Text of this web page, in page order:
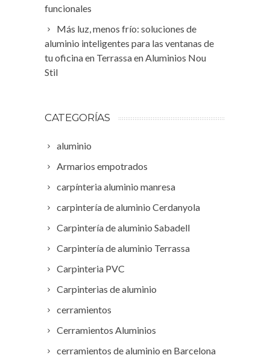
funcionales
Más luz, menos frío: soluciones de
aluminio inteligentes para las ventanas de
tu oficina en Terrassa en Aluminios Nou
Stil
CATEGORÍAS
aluminio
Armarios empotrados
carpínteria aluminio manresa
carpintería de aluminio Cerdanyola
Carpintería de aluminio Sabadell
Carpintería de aluminio Terrassa
Carpinteria PVC
Carpinterias de aluminio
cerramientos
Cerramientos Aluminios
cerramientos de aluminio en Barcelona